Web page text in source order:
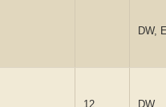
DW,
12 DW